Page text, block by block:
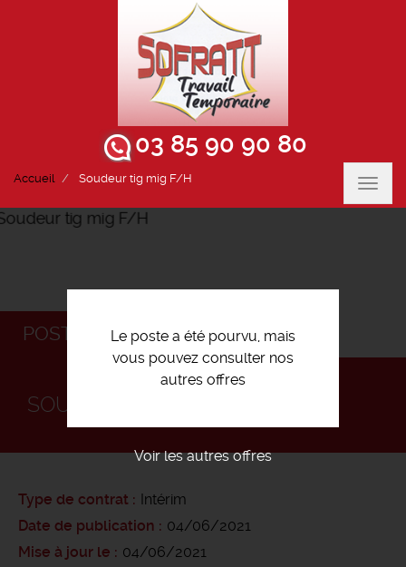
03 85 90 90 80
Accueil Soudeur tig mig F/H
Le poste a été pourvu, mais
vous pouvez consulter nos
autres offres
Voir les autres offres
POSTULEZ
SOUDEUR TIG MIG F/H
Type de contrat
Intérim
Date de publication
04/06/2021
Mise à jour le
04/06/2021